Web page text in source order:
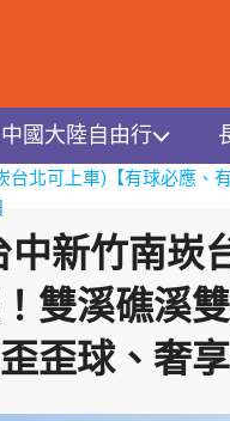
中國大陸自由行
北北基宜
台北可上車)【有球必應、
中新竹南崁
雙溪礁溪
歪球、奢